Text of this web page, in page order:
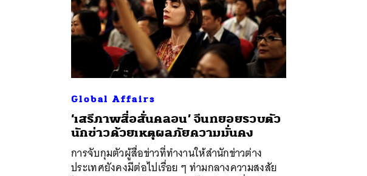
Global Affairs
‘เสรีภาพสื่อสั่นคลอน’ จีนทยอยรวบตัว
นักข่าวด้วยเหตุผลภัยความมั่นคง
การจับกุมตัวผู้สื่อข่าวที่ทำงานให้สำนักข่าวต่าง
ประเทศยังคงมีต่อไปเรื่อย ๆ ท่ามกลางความสงสัย
ค้นหา